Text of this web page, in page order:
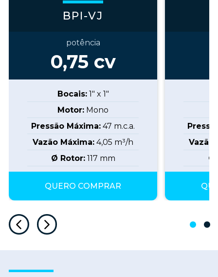
BPI-VJ
potência
0,75 cv
Bocais: 1" x 1"
Motor: Mono
Pressão Máxima: 47 m.c.a.
Vazão Máxima: 4,05 m³/h
Ø Rotor: 117 mm
QUERO COMPRAR
Vazão
Ø